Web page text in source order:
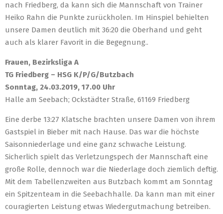
nach Friedberg, da kann sich die Mannschaft von Trainer
Heiko Rahn die Punkte zurückholen. Im Hinspiel behielten
unsere Damen deutlich mit 36:20 die Oberhand und geht
auch als klarer Favorit in die Begegnung..
Frauen, Bezirksliga A
TG Friedberg – HSG K/P/G/Butzbach
Sonntag, 24.03.2019, 17.00 Uhr
Halle am Seebach; Ockstädter Straße, 61169 Friedberg
Eine derbe 13:27 Klatsche brachten unsere Damen von ihrem
Gastspiel in Bieber mit nach Hause. Das war die höchste
Saisonniederlage und eine ganz schwache Leistung.
Sicherlich spielt das Verletzungspech der Mannschaft eine
große Rolle, dennoch war die Niederlage doch ziemlich deftig.
Mit dem Tabellenzweiten aus Butzbach kommt am Sonntag
ein Spitzenteam in die Seebachhalle. Da kann man mit einer
couragierten Leistung etwas Wiedergutmachung betreiben.